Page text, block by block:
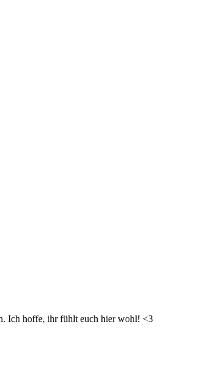
Ich hoffe, ihr fühlt euch hier wohl! <3